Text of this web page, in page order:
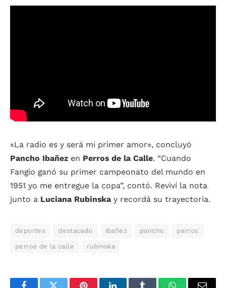
«La radio es y será mi primer amor», concluyó
Pancho Ibañez en Perros de la Calle. “Cuando
Fangio ganó su primer campeonato del mundo en
1951 yo me entregue la copa”, contó. Reviví la nota
junto a Luciana Rubinska y recordá su trayectoria.
deportes destacado ibañez pancho perros
perros de la calle rubinska